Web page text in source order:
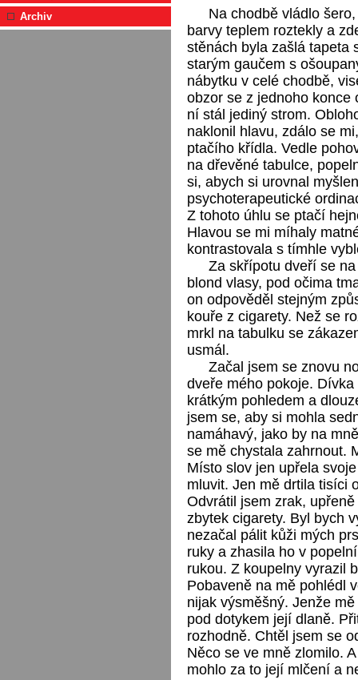
Archiv
Na chodbě vládlo
barvy teplem roztekly a
stěnách byla zašlá tapeta
starým gaučem s
nábytku v celé chodbě,
obzor se z jednoho konce
ní stál jediný strom.
naklonil hlavu, zdálo se
ptačího křídla. Vedle
na dřevěné tabulce,
si, abych si urovnal
psychoterapeutické
Z tohoto úhlu se ptačí
Hlavou se mi míhaly
kontrastovala s tímhle
Za skřípotu dveří se
blond vlasy, pod očima
on odpověděl stejným
kouře z cigarety. Než se
mrkl na tabulku se
usmál.
Začal jsem se znovu
dveře mého pokoje.
krátkým pohledem a
jsem se, aby si mohla
namáhavý, jako by na
se mě chystala zahrnout.
Místo slov jen upřela
mluvit. Jen mě drtila tisíci
Odvrátil jsem zrak,
zbytek cigarety. Byl bych
nezačal pálit kůži mých
ruky a zhasila ho v
rukou. Z koupelny vyrazil
Pobaveně na mě pohlédl
nijak výsměšný. Jenže
pod dotykem její dlaně.
rozhodně. Chtěl jsem se
Něco se ve mně zlomilo.
mohlo za to její mlčení a